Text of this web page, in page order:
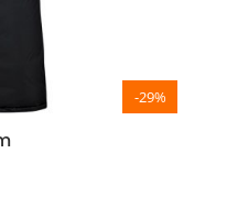
-29%